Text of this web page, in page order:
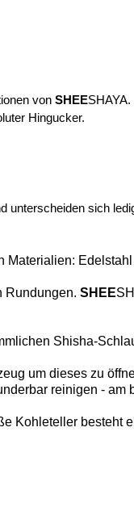
von SHEESHAYA.
Hingucker.
unterscheiden sich
Materialien:
Rundungen. SHEE
Shisha-
um dieses zu
reinigen - am
Kohleteller besteht